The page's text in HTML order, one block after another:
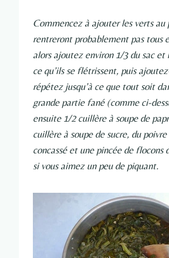
Commencez à ajouter les verts au
rentreront probablement pas tous
alors ajoutez environ 1/3 du sac et
ce qu’ils se flétrissent, puis
répétez jusqu’à ce que tout soit
grande partie fané (comme ci-
ensuite 1/2 cuillère à soupe de
cuillère à soupe de sucre, du
concassé et une pincée de flocons
si vous aimez un peu de piquant.